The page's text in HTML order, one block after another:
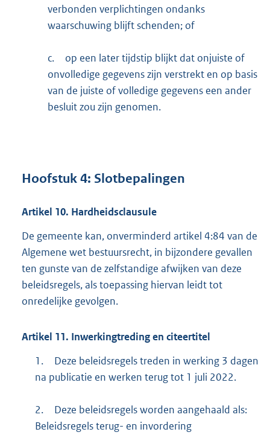
verbonden verplichtingen ondanks
waarschuwing blijft schenden; of
c.
op een later tijdstip blijkt dat onjuiste of
onvolledige gegevens zijn verstrekt en op basis
van de juiste of volledige gegevens een ander
besluit zou zijn genomen.
Hoofstuk 4: Slotbepalingen
Artikel 10. Hardheidsclausule
De gemeente kan, onverminderd artikel 4:84 van de
Algemene wet bestuursrecht, in bijzondere gevallen
ten gunste van de zelfstandige afwijken van deze
beleidsregels, als toepassing hiervan leidt tot
onredelijke gevolgen.
Artikel 11. Inwerkingtreding en citeertitel
1.
Deze beleidsregels treden in werking 3 dagen
na publicatie en werken terug tot 1 juli 2022.
2.
Deze beleidsregels worden aangehaald als:
Beleidsregels terug- en invordering